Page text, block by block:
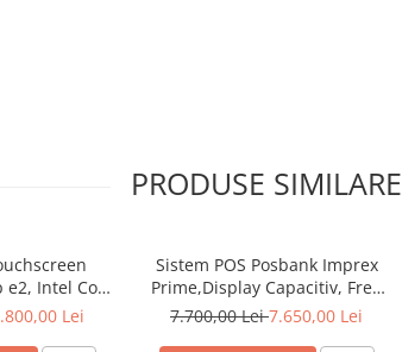
perfect in orice mediu
de vanzare din Retail
a caldurii fara ventilator. Cu
fanless (fara ventilator)
cea mai inteligenta si
PRODUSE SIMILARE
e2, Intel Core
RamaLei
Sistem POS Posbank Imprex
Prime,Display Capacitiv, Free
Bezel, 17",Win POS Ready 7
7.700,00 Lei7.650,00 Lei